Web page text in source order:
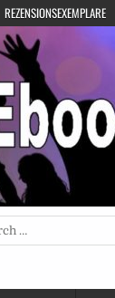
REZENSIONSEXEMPLARE